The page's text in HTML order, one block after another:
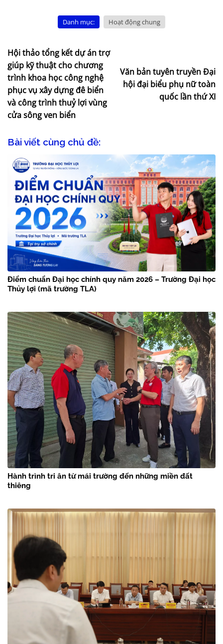
Danh mục: Hoạt động chung
Hội thảo tổng kết dự án trợ
giúp kỹ thuật cho chương
trình khoa học công nghệ
phục vụ xây dựng đê biển
và công trình thuỷ lợi vùng
cửa sông ven biển
Văn bản tuyên truyền Đại
hội đại biểu phụ nữ toàn
quốc lần thứ XI
Bài viết cùng chủ đề:
Điểm chuẩn Đại học chính quy năm 2026 – Trường Đại học
Thủy lợi (mã trường TLA)
Hành trình tri ân từ mái trường đến những miền đất
thiêng